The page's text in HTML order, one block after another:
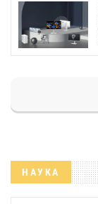
НАУКА